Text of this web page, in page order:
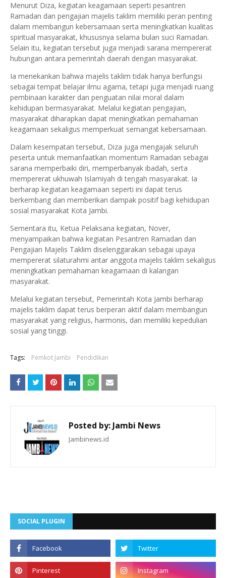
Menurut Diza, kegiatan keagamaan seperti pesantren
Ramadan dan pengajian majelis taklim memiliki peran penting
dalam membangun kebersamaan serta meningkatkan kualitas
spiritual masyarakat, khususnya selama bulan suci Ramadan.
Selain itu, kegiatan tersebut juga menjadi sarana mempererat
hubungan antara pemerintah daerah dengan masyarakat.
Ia menekankan bahwa majelis taklim tidak hanya berfungsi
sebagai tempat belajar ilmu agama, tetapi juga menjadi ruang
pembinaan karakter dan penguatan nilai moral dalam
kehidupan bermasyarakat. Melalui kegiatan pengajian,
masyarakat diharapkan dapat meningkatkan pemahaman
keagamaan sekaligus memperkuat semangat kebersamaan.
Dalam kesempatan tersebut, Diza juga mengajak seluruh
peserta untuk memanfaatkan momentum Ramadan sebagai
sarana memperbaiki diri, memperbanyak ibadah, serta
mempererat ukhuwah Islamiyah di tengah masyarakat. Ia
berharap kegiatan keagamaan seperti ini dapat terus
berkembang dan memberikan dampak positif bagi kehidupan
sosial masyarakat Kota Jambi.
Sementara itu, Ketua Pelaksana kegiatan, Nover,
menyampaikan bahwa kegiatan Pesantren Ramadan dan
Pengajian Majelis Taklim diselenggarakan sebagai upaya
mempererat silaturahmi antar anggota majelis taklim sekaligus
meningkatkan pemahaman keagamaan di kalangan
masyarakat.
Melalui kegiatan tersebut, Pemerintah Kota Jambi berharap
majelis taklim dapat terus berperan aktif dalam membangun
masyarakat yang religius, harmonis, dan memiliki kepedulian
sosial yang tinggi.
Tags: Pemkot Jambi Pendidikan
Posted by:Jambi News
Jambinews.id
SOCIAL PLUGIN